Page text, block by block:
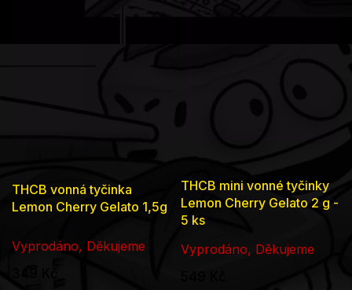
THCB vonná tyčinka
Lemon Cherry Gelato 1,5g
Vyprodáno, Děkujeme
THCB mini vonné tyčinky
Lemon Cherry Gelato 2 g -
5 ks
Vyprodáno, Děkujeme